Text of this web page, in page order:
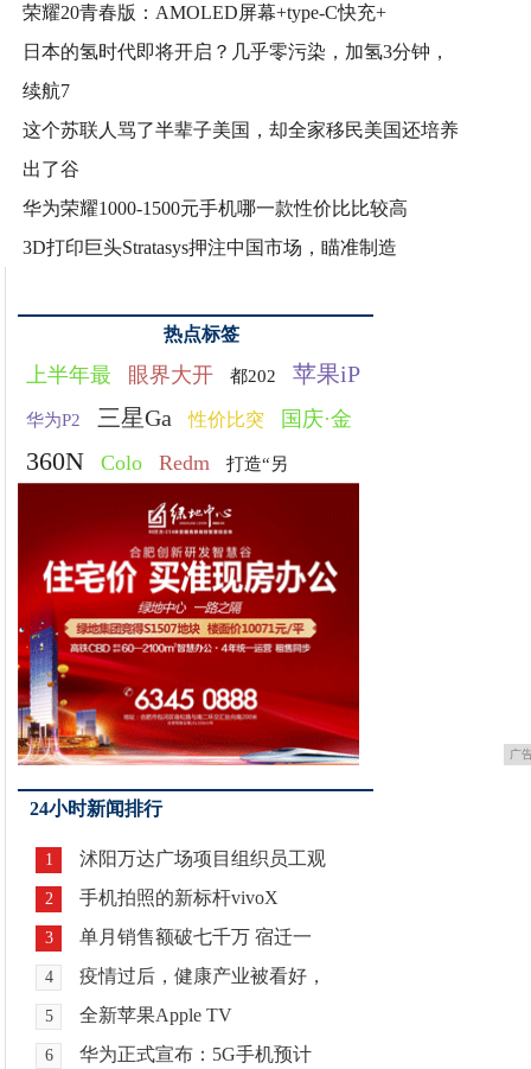
荣耀20青春版：AMOLED屏幕+type-C快充+
日本的氢时代即将开启？几乎零污染，加氢3分钟，
续航7
这个苏联人骂了半辈子美国，却全家移民美国还培养
出了谷
华为荣耀1000-1500元手机哪一款性价比比较高
3D打印巨头Stratasys押注中国市场，瞄准制造
热点标签
上半年最 眼界大开 都202 苹果iP
华为P2 三星Ga 性价比突 国庆·金
360N Colo Redm 打造“另
广
24小时新闻排行
1 沭阳万达广场项目组织员工观
2 手机拍照的新标杆vivoX
3 单月销售额破七千万 宿迁一
4 疫情过后，健康产业被看好，
5 全新苹果Apple TV
6 华为正式宣布：5G手机预计